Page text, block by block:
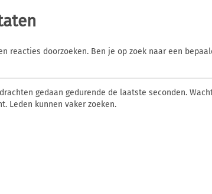
reacties doorzoeken. Ben je op zoek naar een
gedaan gedurende de laatste seconden.
Leden kunnen vaker zoeken.